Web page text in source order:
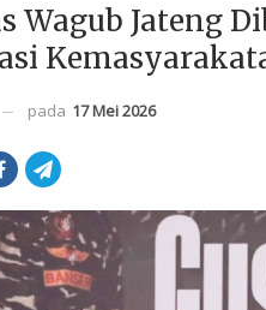
Wagub Jateng
pada 17 Mei 2026